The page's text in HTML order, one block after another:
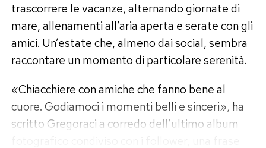
trascorrere le vacanze, alternando giornate di
mare, allenamenti all’aria aperta e serate con gli
amici. Un’estate che, almeno dai social, sembra
raccontare un momento di particolare serenità.
«Chiacchiere con amiche che fanno bene al
cuore. Godiamoci i momenti belli e sinceri», ha
scritto Gregoraci a corredo dell’ultimo album